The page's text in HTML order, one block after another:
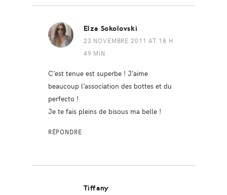
Elza Sokolovski
23 NOVEMBRE 2011 AT 18 H
49 MIN
C’est tenue est superbe ! J’aime
beaucoup l’association des bottes et du
perfecto !
Je te fais pleins de bisous ma belle !
RÉPONDRE
Tiffany